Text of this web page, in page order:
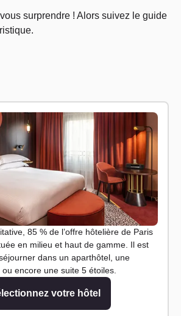
surprendre ! Alors suivez le guide
85 % de l’offre hôtelière de Paris
en milieu et haut de gamme. Il est
dans un aparthôtel, une
encore une suite 5 étoiles.
votre hôtel